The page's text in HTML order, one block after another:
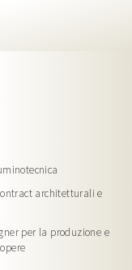
architetturali e
per la produzione e